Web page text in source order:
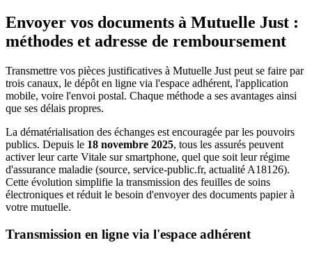
Envoyer vos documents à Mutuelle Just :
méthodes et adresse de remboursement
Transmettre vos pièces justificatives à Mutuelle Just peut se faire par
trois canaux, le dépôt en ligne via l'espace adhérent, l'application
mobile, voire l'envoi postal. Chaque méthode a ses avantages ainsi
que ses délais propres.
La dématérialisation des échanges est encouragée par les pouvoirs
publics. Depuis le 18 novembre 2025, tous les assurés peuvent
activer leur carte Vitale sur smartphone, quel que soit leur régime
d'assurance maladie (source, service-public.fr, actualité A18126).
Cette évolution simplifie la transmission des feuilles de soins
électroniques et réduit le besoin d'envoyer des documents papier à
votre mutuelle.
Transmission en ligne via l'espace adhérent